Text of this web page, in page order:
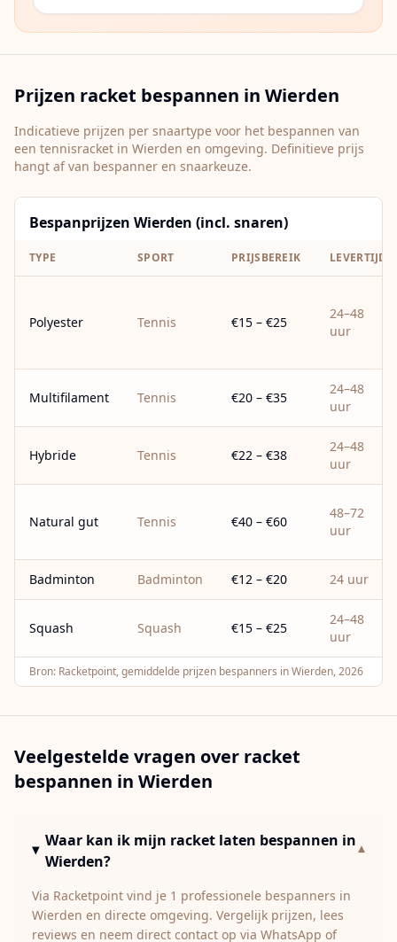
Prijzen racket bespannen in Wierden
Indicatieve prijzen per snaartype voor het bespannen van
een tennisracket in Wierden en omgeving. Definitieve prijs
hangt af van bespanner en snaarkeuze.
Bespanprijzen Wierden (incl. snaren)
TYPE SPORT PRIJSBEREIK LEVERTIJD
Polyester Tennis €15 – €25
24–48
uur
Multifilament Tennis €20 – €35
24–48
uur
Hybride Tennis €22 – €38
24–48
uur
Natural gut Tennis €40 – €60
48–72
uur
Badminton Badminton €12 – €20 24 uur
Squash Squash €15 – €25
24–48
uur
Bron: Racketpoint, gemiddelde prijzen bespanners in Wierden, 2026
Veelgestelde vragen over racket
bespannen in Wierden
Waar kan ik mijn racket laten bespannen in
Wierden?
▾
Via Racketpoint vind je 1 professionele bespanners in
Wierden en directe omgeving. Vergelijk prijzen, lees
reviews en neem direct contact op via WhatsApp of